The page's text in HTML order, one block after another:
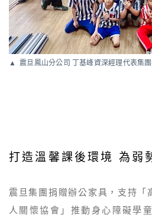
震旦鳳山分公司 丁基峰資深經理代表集
打造溫馨課後環境 為弱
震旦集團捐贈辦公家具，支持「
人關懷協會」推動身心障礙學